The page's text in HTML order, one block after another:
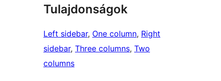
Tulajdonságok
Left sidebar, One column, Right
sidebar, Three columns, Two
columns